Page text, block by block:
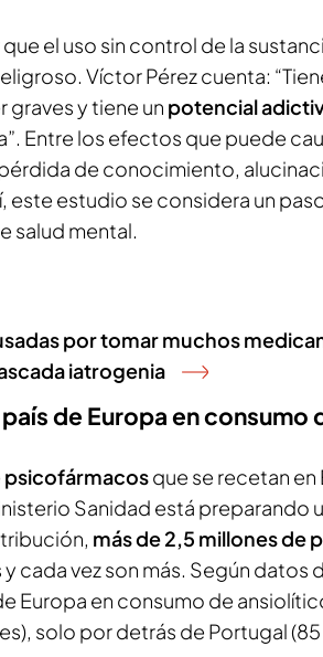
el uso sin control de la
Víctor Pérez cuenta:
graves y tiene un potencial
Entre los efectos que puede
de conocimiento,
este estudio se considera un
salud mental.
por tomar muchos
iatrogenia
de Europa en consumo
psicofármacosque se recetan en
Sanidad está preparando
más de 2,5 millones de
cada vez son más. Según datos
Europa en consumo de
solo por detrás de Portugal (85